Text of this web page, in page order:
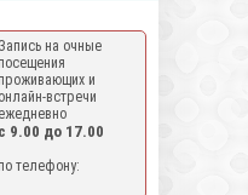
Запись на очные
посещения
проживающих и
онлайн-встречи
ежедневно
с 9.00 до 17.00
по телефону: